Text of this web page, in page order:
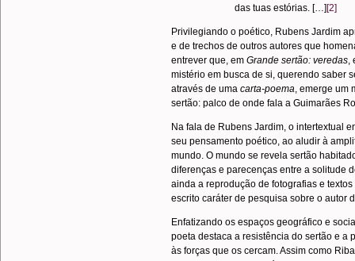
das tuas estórias. […] [2]
Privilegiando o poético, Rubens Jardim
e de trechos de outros autores que
entrever que, em Grande sertão: veredas,
mistério em busca de si, querendo saber
através de uma carta-poema, emerge um
sertão: palco de onde fala a Guimarães
Na fala de Rubens Jardim, o intertextual
seu pensamento poético, ao aludir à
mundo. O mundo se revela sertão
diferenças e parecenças entre a solitude
ainda a reprodução de fotografias e
escrito caráter de pesquisa sobre o autor
Enfatizando os espaços geográfico e
poeta destaca a resistência do sertão e a
às forças que os cercam. Assim como